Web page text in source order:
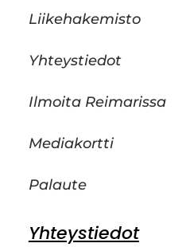
Liikehakemisto
Yhteystiedot
Ilmoita Reimarissa
Mediakortti
Palaute
Yhteystiedot